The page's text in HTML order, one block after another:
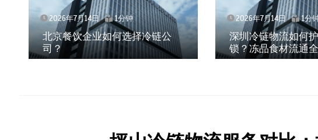
2026年7月14日 1分钟
北京餐饮企业如何选择冷链公
司？
2026年7月14日 1分
深圳冷链物流如何
锁？冻品食材流通